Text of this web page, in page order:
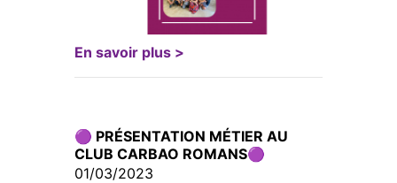
En savoir plus >
🟣 PRÉSENTATION MÉTIER AU
CLUB CARBAO ROMANS🟣
01/03/2023